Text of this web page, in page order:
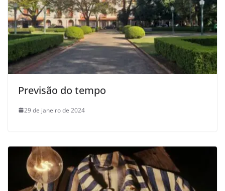
Previsão do tempo
29 de janeiro de 2024